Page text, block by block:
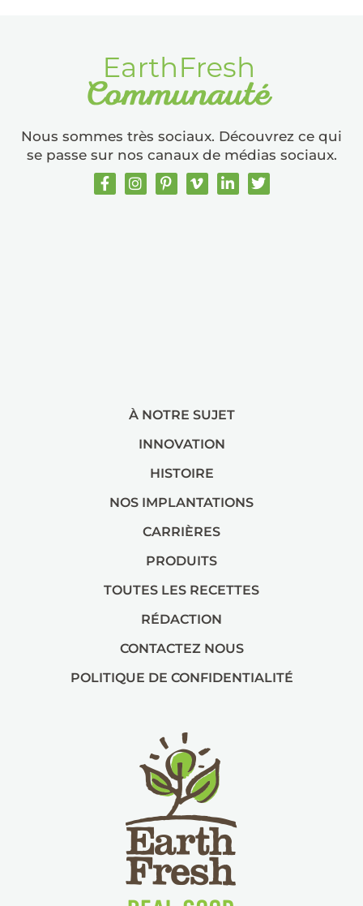
À NOTRE SUJET
INNOVATION
HISTOIRE
NOS IMPLANTATIONS
CARRIÈRES
PRODUITS
TOUTES LES RECETTES
RÉDACTION
CONTACTEZ NOUS
POLITIQUE DE CONFIDENTIALITÉ
Nous sommes très sociaux. Découvrez ce qui
se passe sur nos canaux de médias sociaux.